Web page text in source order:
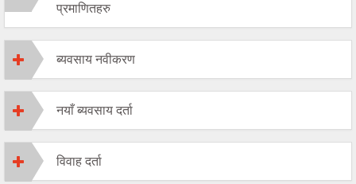
प्रमाणितहरु
ब्यवसाय नवीकरण
नयाँ ब्यवसाय दर्ता
विवाह दर्ता